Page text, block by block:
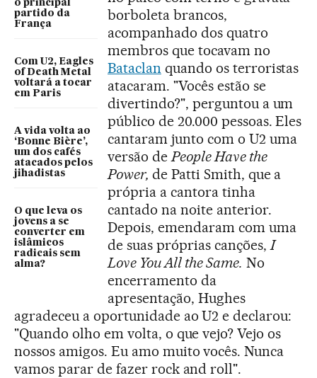
o principal
partido da
França
Com U2, Eagles
of Death Metal
voltará a tocar
em Paris
A vida volta ao
‘Bonne Bière’,
um dos cafés
atacados pelos
jihadistas
O que leva os
jovens a se
converter em
islâmicos
radicais sem
alma?
borboleta brancos,
acompanhado dos quatro
membros que tocavam no
Bataclan quando os terroristas
atacaram. "Vocês estão se
divertindo?", perguntou a um
público de 20.000 pessoas. Eles
cantaram junto com o U2 uma
versão dePeople Have the
Power, de Patti Smith, que a
própria a cantora tinha
cantado na noite anterior.
Depois, emendaram com uma
de suas próprias canções,I
Love You All the Same. No
encerramento da
apresentação, Hughes
agradeceu a oportunidade ao U2 e declarou:
"Quando olho em volta, o que vejo? Vejo os
nossos amigos. Eu amo muito vocês. Nunca
vamos parar de fazer rock and roll".